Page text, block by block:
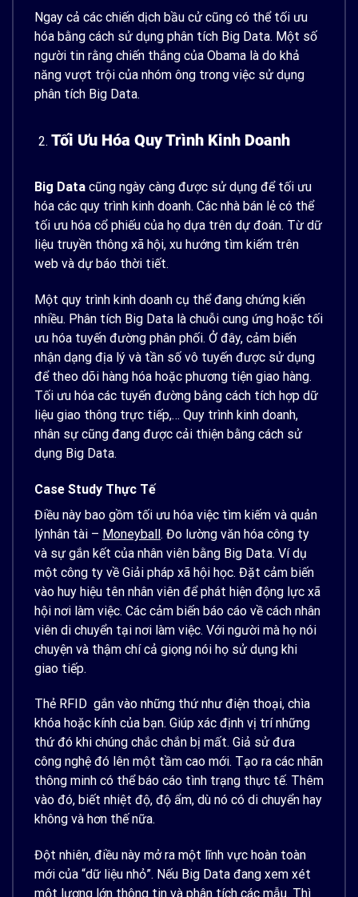
Ngay cả các chiến dịch bầu cử cũng có thể tối ưu
hóa bằng cách sử dụng phân tích Big Data. Một số
người tin rằng chiến thắng của Obama là do khả
năng vượt trội của nhóm ông trong việc sử dụng
phân tích Big Data.
Tối Ưu Hóa Quy Trình Kinh Doanh
Big Data cũng ngày càng được sử dụng để tối ưu
hóa các quy trình kinh doanh. Các nhà bán lẻ có thể
tối ưu hóa cổ phiếu của họ dựa trên dự đoán. Từ dữ
liệu truyền thông xã hội, xu hướng tìm kiếm trên
web và dự báo thời tiết.
Một quy trình kinh doanh cụ thể đang chứng kiến ​​
nhiều. Phân tích Big Data là chuỗi cung ứng hoặc tối
ưu hóa tuyến đường phân phối. Ở đây, cảm biến
nhận dạng địa lý và tần số vô tuyến được sử dụng
để theo dõi hàng hóa hoặc phương tiện giao hàng.
Tối ưu hóa các tuyến đường bằng cách tích hợp dữ
liệu giao thông trực tiếp,… Quy trình kinh doanh,
nhân sự cũng đang được cải thiện bằng cách sử
dụng Big Data.
Case Study Thực Tế
Điều này bao gồm tối ưu hóa việc tìm kiếm và quản
lýnhân tài – Moneyball. Đo lường văn hóa công ty
và sự gắn kết của nhân viên bằng Big Data. Ví dụ
một công ty về Giải pháp xã hội học. Đặt cảm biến
vào huy hiệu tên nhân viên để phát hiện động lực xã
hội nơi làm việc. Các cảm biến báo cáo về cách nhân
viên di chuyển tại nơi làm việc. Với người mà họ nói
chuyện và thậm chí cả giọng nói họ sử dụng khi
giao tiếp.
Thẻ RFID gắn vào những thứ như điện thoại, chìa
khóa hoặc kính của bạn. Giúp xác định vị trí những
thứ đó khi chúng chắc chắn bị mất. Giả sử đưa
công nghệ đó lên một tầm cao mới. Tạo ra các nhãn
thông minh có thể báo cáo tình trạng thực tế. Thêm
vào đó, biết nhiệt độ, độ ẩm, dù nó có di chuyển hay
không và hơn thế nữa.
Đột nhiên, điều này mở ra một lĩnh vực hoàn toàn
mới của “dữ liệu nhỏ”. Nếu Big Data đang xem xét
một lượng lớn thông tin và phân tích các mẫu. Thì